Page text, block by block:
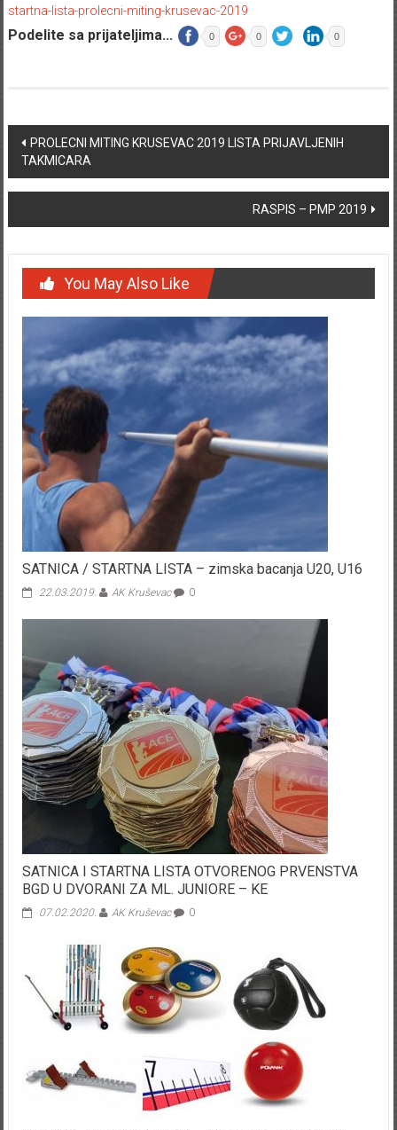
startna-lista-prolecni-miting-krusevac-2019
Podelite sa prijateljima... 0 0 0
Post navigation
PROLECNI MITING KRUSEVAC 2019 LISTA PRIJAVLJENIH
TAKMICARA
RASPIS – PMP 2019
You May Also Like
SATNICA / STARTNA LISTA – zimska bacanja U20, U16
22.03.2019. AK Kruševac 0
SATNICA I STARTNA LISTA OTVORENOG PRVENSTVA
BGD U DVORANI ZA ML. JUNIORE – KE
07.02.2020. AK Kruševac 0